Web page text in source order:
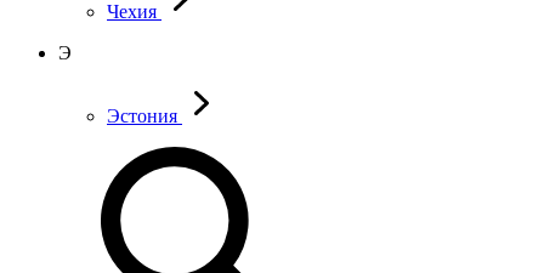
Чехия
Э
Эстония